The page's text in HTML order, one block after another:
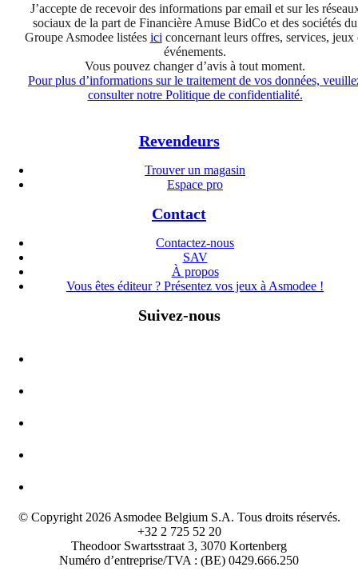
J’accepte de recevoir des informations par email et sur les
sociaux de la part de Financière Amuse BidCo et des sociétés du
Groupe Asmodee listées ici concernant leurs offres, services, jeux
événements.
Vous pouvez changer d’avis à tout moment.
Pour plus d’informations sur le traitement de vos données,
consulter notre Politique de confidentialité.
Revendeurs
Trouver un magasin
Espace pro
Contact
Contactez-nous
SAV
À propos
Vous êtes éditeur ? Présentez vos jeux à Asmodee !
Suivez-nous
© Copyright 2026 Asmodee Belgium S.A. Tous droits réservés.
+32 2 725 52 20
Theodoor Swartsstraat 3, 3070 Kortenberg
Numéro d’entreprise/TVA : (BE) 0429.666.250